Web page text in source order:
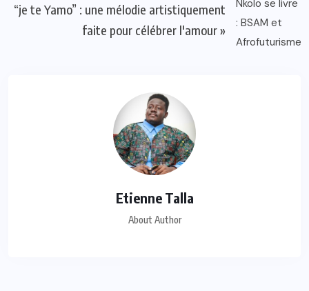
“je te Yamo” : une mélodie artistiquement
faite pour célébrer l'amour »
Etienne Talla
About Author